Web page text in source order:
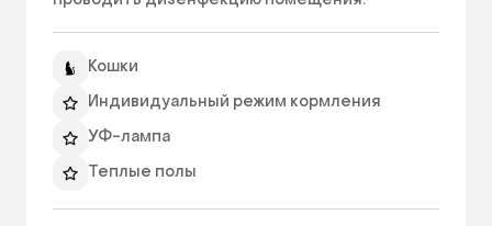
Кошки
Индивидуальный режим кормления
УФ-лампа
Теплые полы
Ящик для хранения